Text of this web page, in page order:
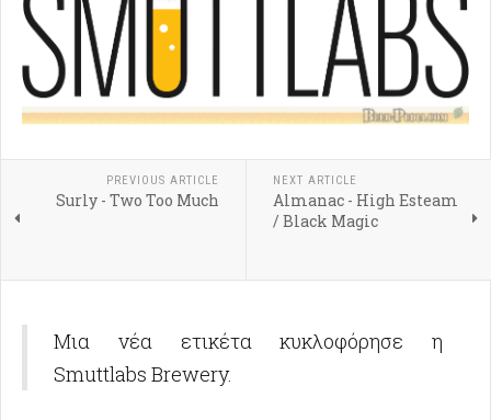
PREVIOUS ARTICLE
Surly - Two Too Much
NEXT ARTICLE
Almanac - High Esteam
/ Black Magic
Μια νέα ετικέτα κυκλοφόρησε η
Smuttlabs Brewery.